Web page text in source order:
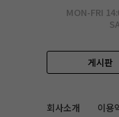
MON-FRI
게시판
회사소개 이용